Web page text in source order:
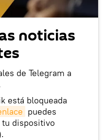
noticias
de Telegram a
está bloqueada
puedes
tu dispositivo